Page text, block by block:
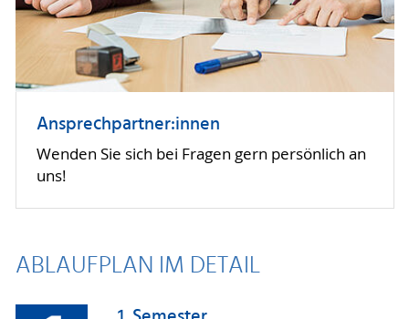
Ansprechpartner:innen
Wenden Sie sich bei Fragen gern persönlich an
uns!
ABLAUFPLAN IM DETAIL